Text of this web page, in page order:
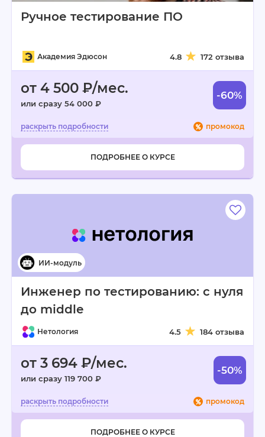
Ручное тестирование ПО
Академия Эдюсон 4.8 172 отзыва
от 4 500 ₽/мес.
или сразу 54 000 ₽
-60%
промокод
ПОДРОБНЕЕ О КУРСЕ
Инженер по тестированию: с нуля
до middle
Нетология 4.5 184 отзыва
от 3 694 ₽/мес.
или сразу 119 700 ₽
-50%
промокод
ПОДРОБНЕЕ О КУРСЕ